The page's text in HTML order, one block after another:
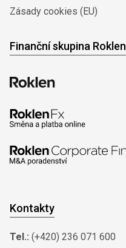
Zásady cookies (EU)
Finanční skupina Roklen
Kontakty
Tel.: (+420) 236 071 600